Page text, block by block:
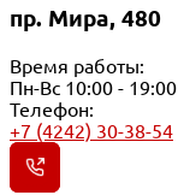
пр. Мира, 480
Время работы:
Пн-Вс 10:00 - 19:00
Телефон:
+7 (4242) 30-38-54